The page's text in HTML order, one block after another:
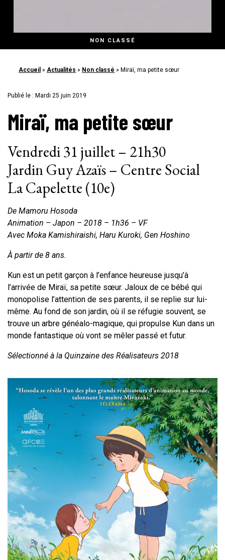
NON CLASSÉ
Accueil »Actualités » Non classé » Miraï, ma petite sœur
Publié le : Mardi 25 juin 2019
Miraï, ma petite sœur
Vendredi 31 juillet – 21h30
Jardin Guy Azaïs – Centre Social
La Capelette (10e)
De Mamoru Hosoda
Animation – Japon – 2018 – 1h36 – VF
Avec Moka Kamishiraishi, Haru Kuroki, Gen Hoshino
À partir de 8 ans.
Kun est un petit garçon à l’enfance heureuse jusqu’à
l’arrivée de Miraï, sa petite sœur. Jaloux de ce bébé qui
monopolise l’attention de ses parents, il se replie sur lui-
même. Au fond de son jardin, où il se réfugie souvent, se
trouve un arbre généalo-magique, qui propulse Kun dans un
monde fantastique où vont se mêler passé et futur.
Sélectionné à la Quinzaine des Réalisateurs 2018